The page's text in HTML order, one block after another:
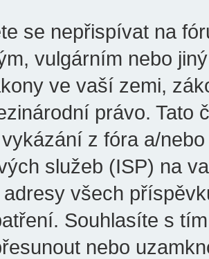
se nepřispívat na
vulgárním nebo
ve vaší zemi,
právo. Tato
z fóra a/
služeb (ISP) na
adresy všech
Souhlasíte s
nebo